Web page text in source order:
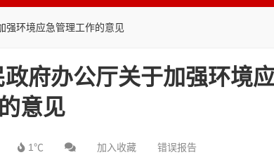
强环境应急管理工作的意见
府办公厅关于加强环境
意见
1℃ 加入收藏 错误报告